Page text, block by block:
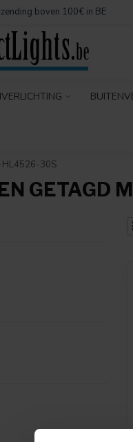
boven 100€ in BE
30S
GETAGD